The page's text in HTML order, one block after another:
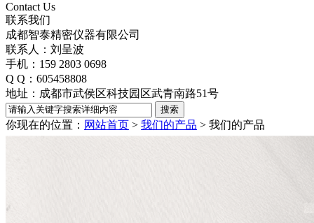
Contact Us
联系我们
成都智泰精密仪器有限公司
联系人：刘呈波
手机：159 2803 0698
Q Q：605458808
地址：成都市武侯区科技园区武青南路51号
你现在的位置： 网站首页 > 我们的产品 > 我们的产品